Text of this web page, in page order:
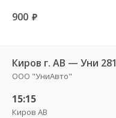
900 руб.
Киров г. АВ — Уни 281
ООО "УниАвто"
15:15
Киров АВ